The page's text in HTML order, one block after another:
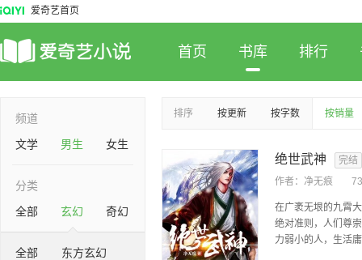
爱奇艺首页
首页 书库 排行
频道
文学
男生 女生
分类
全部
玄幻 奇幻
全部
东方玄幻
排序 按更新 按字数 按销量
绝世武神
完结
作者： 净无痕
在广袤无垠的九霄
绝对准则，人们尊
力弱小的人，生活